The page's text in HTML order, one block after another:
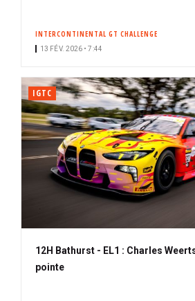
INTERCONTINENTAL GT CHALLENGE
13 FÉV. 2026 • 7:44
IGTC
12H Bathurst - EL1 : Charles
pointe